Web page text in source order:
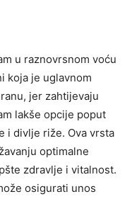
u raznovrsnom voću
koja je uglavnom
jer zahtijevaju
lakše opcije poput
i divlje riže. Ova vrsta
optimalne
zdravlje i vitalnost.
osigurati unos